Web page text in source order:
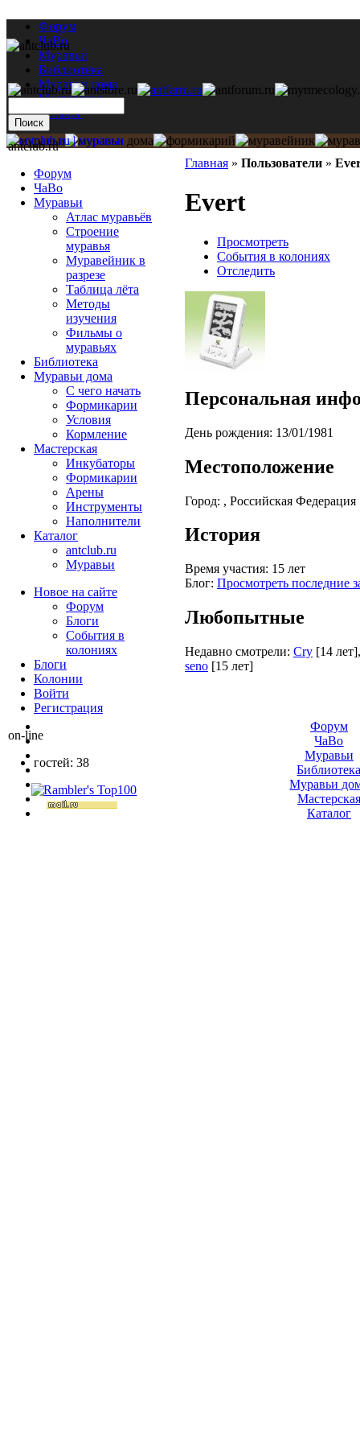
Форум
ЧаВо
Муравьи
Библиотека
Муравьи дома
Мастерская
Каталог
Главная » Пользователи »
Evert
Просмотреть
События в колониях
Отследить
Персональная
День рождения: 13/01/1981
Местоположение
Город: , Российская Федерация
История
Время участия: 15 лет
Блог: Просмотреть последние
Любопытные
Недавно смотрели: Cry [14 лет]
seno [15 лет]
antclub.ru
Форум
ЧаВо
Муравьи
Атлас муравьёв
Строение
муравья
Муравейник в
разрезе
Таблица лёта
Методы
изучения
Фильмы о
муравьях
Библиотека
Муравьи дома
С чего начать
Формикарии
Условия
Кормление
Мастерская
Инкубаторы
Формикарии
Арены
Инструменты
Наполнители
Каталог
antclub.ru
Муравьи
Новое на сайте
Форум
Блоги
События в
колониях
Блоги
Колонии
Войти
Peгиcтpaция
on-line
гостей: 38
Форум
ЧаВо
Муравьи
Муравьи
Мастерская
Каталог